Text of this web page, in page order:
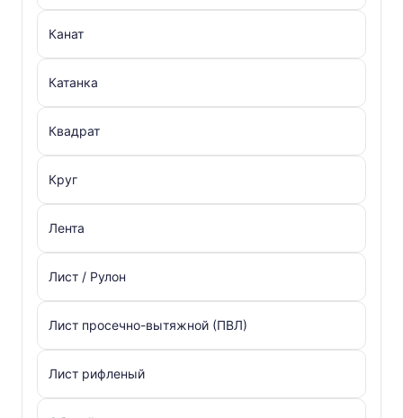
Канат
Катанка
Квадрат
Круг
Лента
Лист / Рулон
Лист просечно-вытяжной (ПВЛ)
Лист рифленый